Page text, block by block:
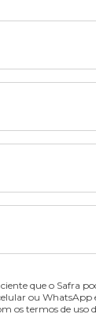
que o Safra
ou WhatsApp
os termos de uso